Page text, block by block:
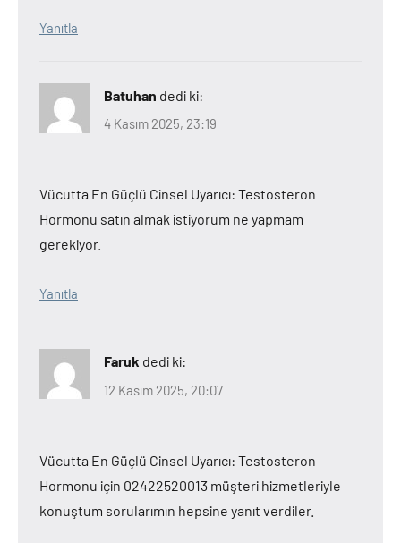
Yanıtla
Batuhan dedi ki:
4 Kasım 2025, 23:19
Vücutta En Güçlü Cinsel Uyarıcı: Testosteron
Hormonu satın almak istiyorum ne yapmam
gerekiyor.
Yanıtla
Faruk dedi ki:
12 Kasım 2025, 20:07
Vücutta En Güçlü Cinsel Uyarıcı: Testosteron
Hormonu için 02422520013 müşteri hizmetleriyle
konuştum sorularımın hepsine yanıt verdiler.